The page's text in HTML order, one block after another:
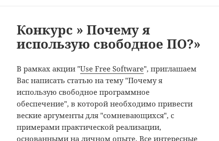
Конкурс » Почему я
использую свободное ПО?»
В рамках акции "Use Free Software", приглашаем
Вас написать статью на тему "Почему я
использую свободное программное
обеспечение", в которой необходимо привести
веские аргументы для "сомневающихся", с
примерами практической реализации,
основанными на личном опыте. Все интересные